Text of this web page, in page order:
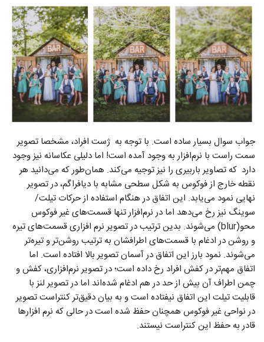
جواب سوال بسیار ساده است. با توجه به ژست افراد، مشخصا تصویر
سمت راست با نرم‌افزار به وجود آمده است! اما دلیلی عکاسانه نیز وجود
دارد که تصاویر باربیری را نیز توجیه می‌کند. همان‌طور که می‌دانید هر
نقطه خارج از فوکوس به شکل سطحی مشابه با دیافراگم،‌ در تصویر
نهایی نمود می‌یابد. این اتفاق در هنگام استفاده از حرکات تیلت/
سوینگ نیز رخ می‌دهد اما در نرم‌افزار تنها قسمت‌های غیر فوکوس
محو(blur) می‌شوند. بدین ترتیب در تصویر نرم افزاری قسمت‌های تیره
و روشن در ادغام با قسمت‌های اطرافشان به ترتیب روشن‌تر و تیره‌تر
می‌شوند. نمود بارز این اتفاق در آسمان تصویر بالا افتاده است. اما
اتفاق مهم‌تر در کفش افراد رخ داده است؛ در تصویر نرم‌افزاری، کفش و
چمن اطراف آن بیش از حد در هم ادغام شده‌اند اما در تصویر لنز با
قابلیت تیلت این اتفاق نیفتاده است و به بیان دقیق‌تر کنتراست تصویر
در نواحی غیر فوکوس همچنان حفظ شده است در حالی که نرم افزارها
قادر به حفظ این کنتراست نیستند.